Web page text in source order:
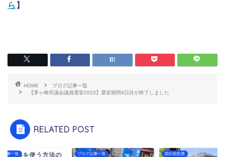
ら 】
HOME
ブログ記事一覧
【茅ヶ崎市議会議員選挙2023】選挙期間4日目が終了しました
RELATED POST
記事一覧
にSNSを使う方法の
ブログ記事一覧 期日前投票